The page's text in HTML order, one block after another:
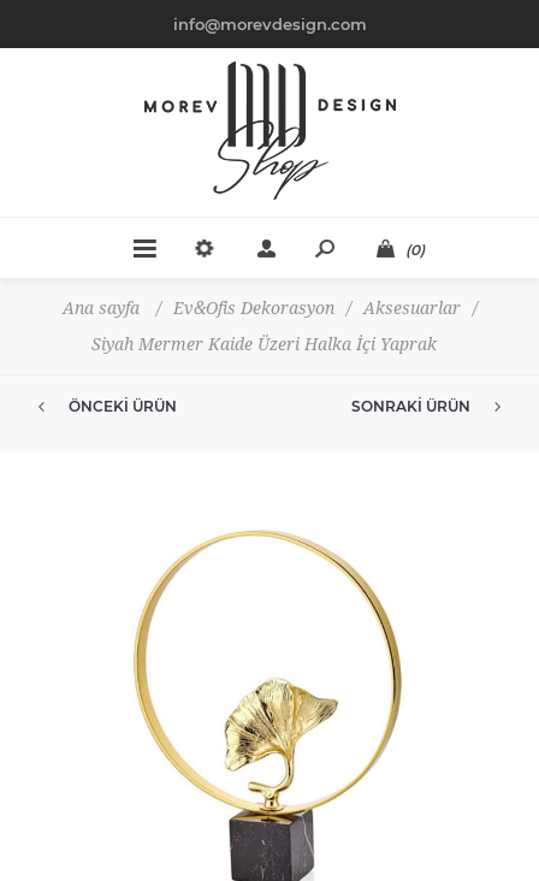
info@morevdesign.com
(0)
Ana sayfa / Ev&Ofis Dekorasyon / Aksesuarlar
/
Siyah Mermer Kaide Üzeri Halka İçi Yaprak
ÖNCEKI ÜRÜN SONRAKI ÜRÜN